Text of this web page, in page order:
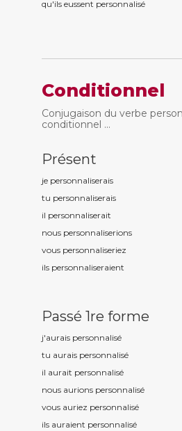
qu'ils eussent personnalisé
Conditionnel
Conjugaison du verbe
conditionnel ...
Présent
je personnaliserais
tu personnaliserais
il personnaliserait
nous personnaliserions
vous personnaliseriez
ils personnaliseraient
Passé 1re forme
j'aurais personnalisé
tu aurais personnalisé
il aurait personnalisé
nous aurions personnalisé
vous auriez personnalisé
ils auraient personnalisé